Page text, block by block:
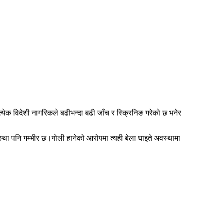
नागरिकले बढीभन्दा बढी जाँच र स्क्रिनिङ गरेको छ भनेर
पनि गम्भीर छ।गोली हानेको आरोपमा त्यही बेला घाइते अवस्थामा